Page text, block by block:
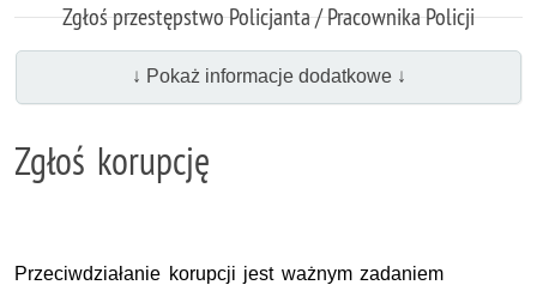
Zgłoś przestępstwo Policjanta / Pracownika Policji
↓ Pokaż informacje dodatkowe ↓
Zgłoś korupcję
Przeciwdziałanie korupcji jest ważnym zadaniem